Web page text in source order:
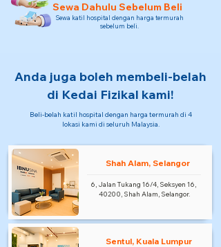
Sewa Dahulu Sebelum Beli
Sewa katil hospital dengan harga termurah
sebelum beli.
Anda juga boleh membeli-belah
di Kedai Fizikal kami!
Beli-belah katil hospital dengan harga termurah di 4
lokasi kami di seluruh Malaysia.
Shah Alam, Selangor
6, Jalan Tukang 16/4, Seksyen 16,
40200, Shah Alam, Selangor.
Sentul, Kuala Lumpur